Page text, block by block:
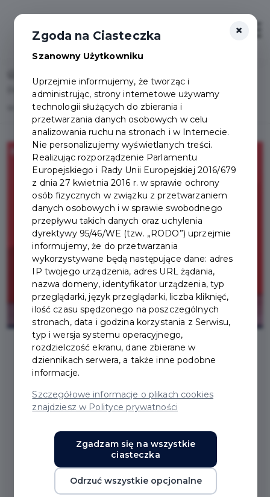
Pruszcz Gdański w gronie wyróżnionych gmin miejskich
w konkursie PAP Innowacyjny Samorząd
2021-04-15
PRUSZCZ GDAŃSKI W
GRONIE
WYRÓŻNIONYCH GMIN
MIEJSKICH W
×
Zgoda na Ciasteczka
Szanowny Użytkowniku
Uprzejmie informujemy, że tworząc i
administrując, strony internetowe używamy
technologii służących do zbierania i
przetwarzania danych osobowych w celu
analizowania ruchu na stronach i w Internecie.
Nie personalizujemy wyświetlanych treści.
Realizując rozporządzenie Parlamentu
Europejskiego i Rady Unii Europejskiej 2016/679
z dnia 27 kwietnia 2016 r. w sprawie ochrony
osób fizycznych w związku z przetwarzaniem
danych osobowych i w sprawie swobodnego
przepływu takich danych oraz uchylenia
dyrektywy 95/46/WE (tzw. „RODO”) uprzejmie
informujemy, że do przetwarzania
wykorzystywane będą następujące dane: adres
IP twojego urządzenia, adres URL żądania,
nazwa domeny, identyfikator urządzenia, typ
przeglądarki, język przeglądarki, liczba kliknięć,
ilość czasu spędzonego na poszczególnych
stronach, data i godzina korzystania z Serwisu,
typ i wersja systemu operacyjnego,
rozdzielczość ekranu, dane zbierane w
dziennikach serwera, a także inne podobne
informacje.
Szczegółowe informacje o plikach cookies
znajdziesz w Polityce prywatności
Zgadzam się na wszystkie
ciasteczka
Odrzuć wszystkie opcjonalne